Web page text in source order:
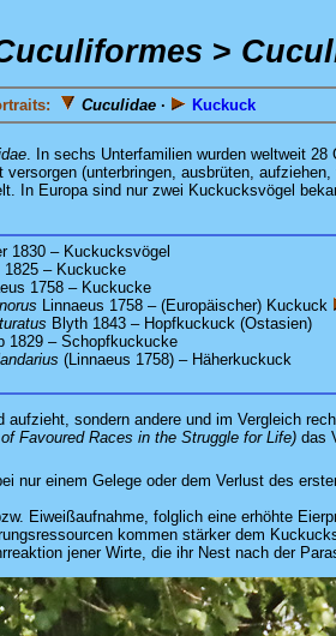
>
Cuculidae · Kuckuck
. In sechs Unterfamilien wurden weltweit
(unterbringen, ausbrüten,
In Europa sind nur zwei Kuckucksvögel
1830 – Kuckucksvögel
– Kuckucke
1758 – Kuckucke
Linnaeus 1758 – (Europäischer) Kuckuck
Blyth 1843 – Hopfkuckuck (Ostasien)
1829 – Schopfkuckucke
(Linnaeus 1758) – Häherkuckuck
sondern andere und im Vergleich
Favoured Races in the Struggle for Life) das
einem Gelege oder dem Verlust des
Eiweißaufnahme, folglich eine erhöhte
kommen stärker dem
jener Wirte, die ihr Nest nach der